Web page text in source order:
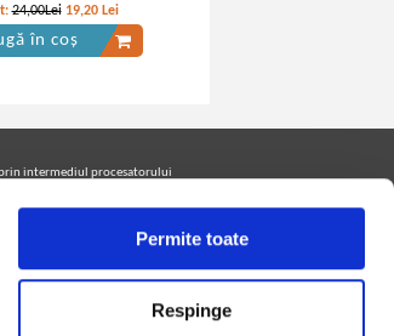
Permite toate
Respinge
24,00Lei 19,20 Lei
în coș
intermediul procesatorului
pentru a fi la curent cu